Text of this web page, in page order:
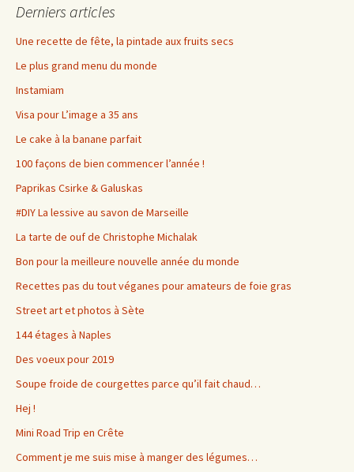
Derniers articles
Une recette de fête, la pintade aux fruits secs
Le plus grand menu du monde
Instamiam
Visa pour L’image a 35 ans
Le cake à la banane parfait
100 façons de bien commencer l’année !
Paprikas Csirke & Galuskas
#DIY La lessive au savon de Marseille
La tarte de ouf de Christophe Michalak
Bon pour la meilleure nouvelle année du monde
Recettes pas du tout véganes pour amateurs de foie gras
Street art et photos à Sète
144 étages à Naples
Des voeux pour 2019
Soupe froide de courgettes parce qu’il fait chaud…
Hej !
Mini Road Trip en Crête
Comment je me suis mise à manger des légumes…